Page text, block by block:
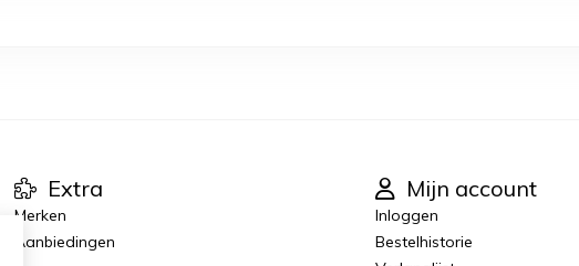
Extra
Merken
Aanbiedingen
Mijn account
Inloggen
Bestelhistorie